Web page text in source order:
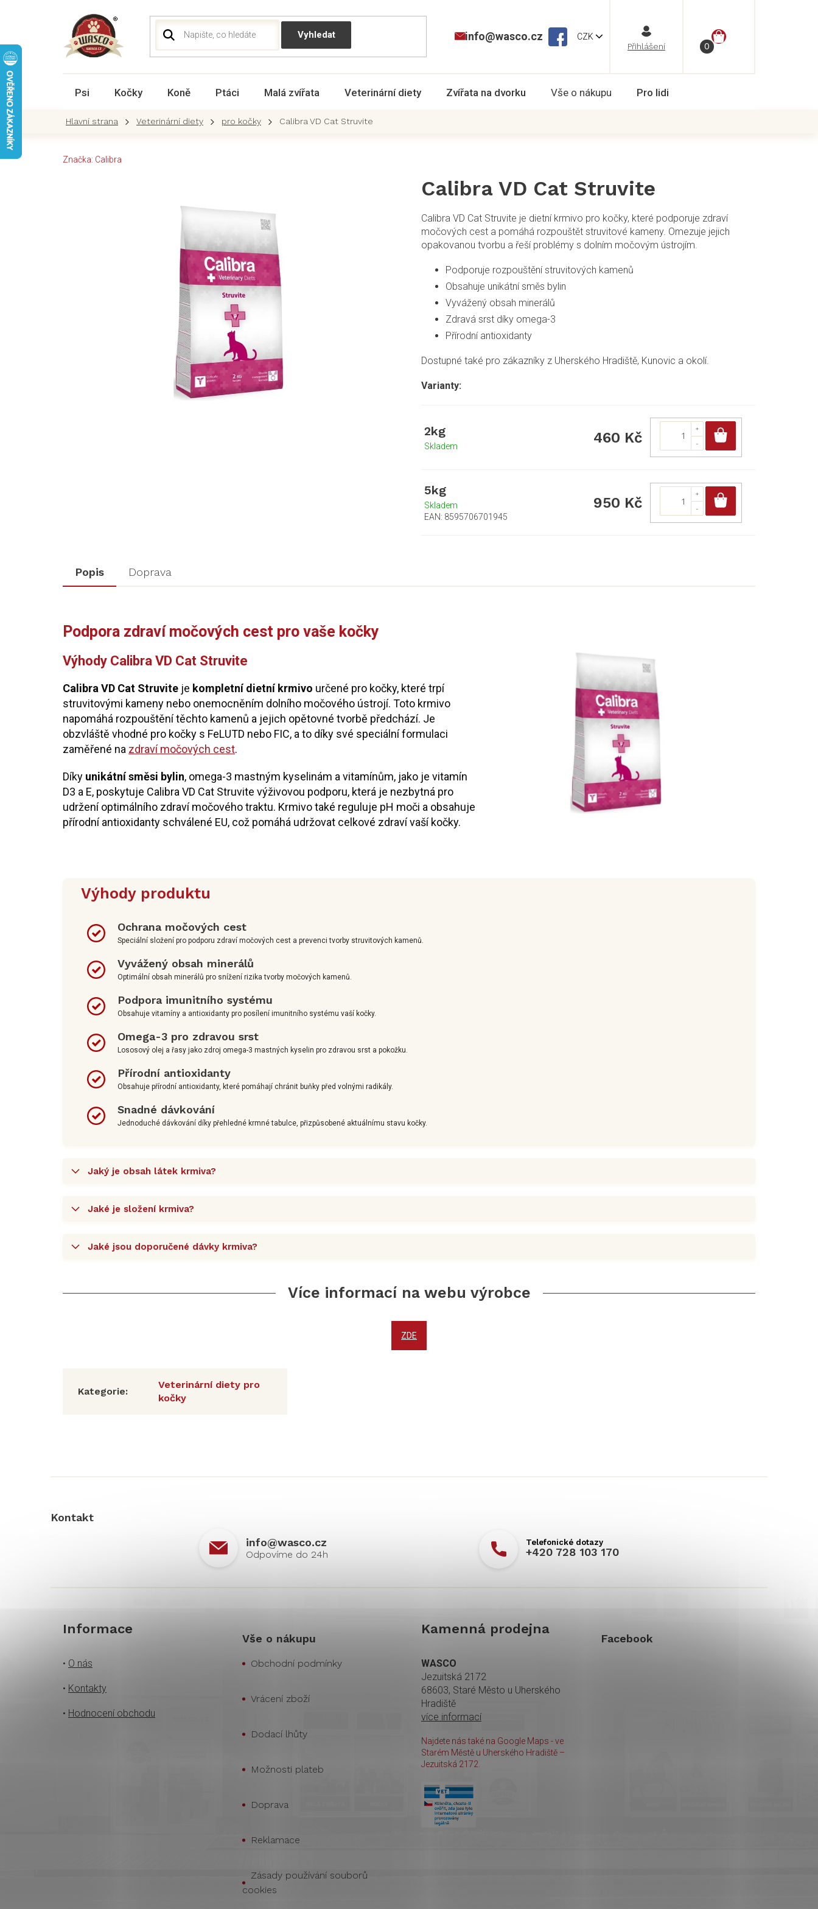
CZK
NÁKUPNÍ
info@wasco.cz
Psi Kočky Koně Ptáci Malá zvířata Veterinární diety Zvířata na dvorku Vše o nákupu Pro lidi
Veterinární diety pro kočky Calibra VD Cat Struvite
Značka: Calibra
Calibra VD Cat Struvite je dietní krmivo pro kočky, které podporuje zdraví
močových cest a pomáhá rozpouštět struvitové kameny. Omezuje jejich
opakovanou tvorbu a řeší problémy s dolním močovým ústrojím.
Podporuje rozpouštění struvitových kamenů
Obsahuje unikátní směs bylin
Vyvážený obsah minerálů
Zdravá srst díky omega-3
Přírodní antioxidanty
Dostupné také pro zákazníky z Uherského Hradiště, Kunovic a okolí.
Calibra VD Cat Struvite
2kg
Skladem 460 Kč
5kg
Skladem
EAN: 8595706701945
950 Kč
Popis Doprava
Podpora zdraví močových cest pro vaše kočky
Výhody Calibra VD Cat Struvite
Calibra VD Cat Struvite je kompletní dietní krmivo určené pro kočky, které trpí
struvitovými kameny nebo onemocněním dolního močového ústrojí. Toto krmivo
napomáhá rozpouštění těchto kamenů a jejich opětovné tvorbě předchází. Je
obzvláště vhodné pro kočky s FeLUTD nebo FIC, a to díky své speciální formulaci
zaměřené na zdraví močových cest.
Díky unikátní směsi bylin, omega-3 mastným kyselinám a vitamínům, jako je vitamín
D3 a E, poskytuje Calibra VD Cat Struvite výživovou podporu, která je nezbytná pro
udržení optimálního zdraví močového traktu. Krmivo také reguluje pH moči a obsahuje
přírodní antioxidanty schválené EU, což pomáhá udržovat celkové zdraví vaší kočky.
Výhody produktu
Ochrana močových cest
Speciální složení pro podporu zdraví močových cest a prevenci tvorby struvitových kamenů.
Vyvážený obsah minerálů
Optimální obsah minerálů pro snížení rizika tvorby močových kamenů.
Podpora imunitního systému
Obsahuje vitamíny a antioxidanty pro posílení imunitního systému vaší kočky.
Omega-3 pro zdravou srst
Lososový olej a řasy jako zdroj omega-3 mastných kyselin pro zdravou srst a pokožku.
Přírodní antioxidanty
Obsahuje přírodní antioxidanty, které pomáhají chránit buňky před volnými radikály.
Snadné dávkování
Jednoduché dávkování díky přehledné krmné tabulce, přizpůsobené aktuálnímu stavu kočky.
Jaký je obsah látek krmiva?
Jaké je složení krmiva?
Jaké jsou doporučené dávky krmiva?
Více informací na webu výrobce
ZDE
Kategorie:
Veterinární diety pro
kočky
Kontakt
info@wasco.cz
+420 728 103 170
Informace
• O nás
• Kontakty
• Hodnocení obchodu
Vše o nákupu
Obchodní podmínky
Vrácení zboží
Dodací lhůty
Možnosti plateb
Doprava
Reklamace
Zásady používání souborů
cookies
Kamenná prodejna
WASCO
Jezuitská 2172
68603, Staré Město u Uherského
Hradiště
více informací
Najdete nás také na Google Maps - ve
Starém Městě u Uherského Hradiště –
Jezuitská 2172.
Facebook